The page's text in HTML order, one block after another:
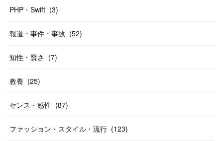
PHP・Swift (3)
報道・事件・事故 (52)
知性・賢さ (7)
教養 (25)
センス・感性 (87)
ファッション・スタイル・流行 (123)